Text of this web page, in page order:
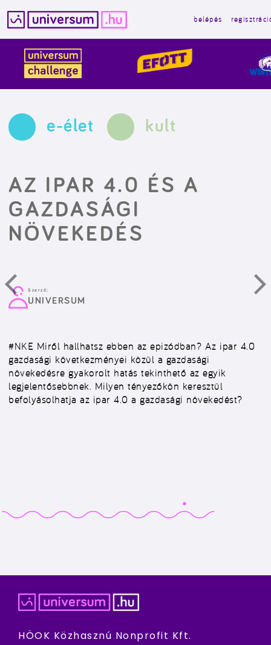
tartalomba
belépés
e-élet kult
AZ IPAR 4.0 ÉS A
GAZDASÁGI
NÖVEKEDÉS
Szerző:
UNIVERSUM
#NKE Miről hallhatsz ebben az epizódban? Az ipar 4.0
gazdasági következményei közül a gazdasági
növekedésre gyakorolt hatás tekinthető az egyik
legjelentősebbnek. Milyen tényezőkön keresztül
befolyásolhatja az ipar 4.0 a gazdasági növekedést?
HÖOK Közhasznú Nonprofit Kft.